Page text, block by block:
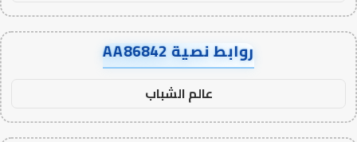
روابط نصية AA86842
عالم الشباب